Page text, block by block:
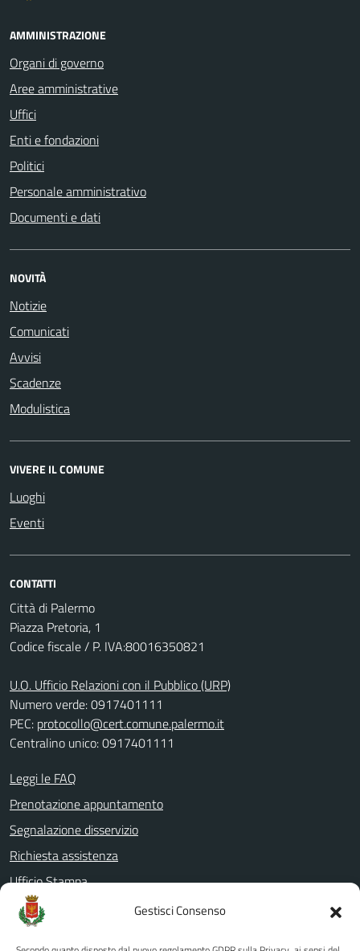
Gestisci Consenso
AMMINISTRAZIONE
Organi di governo
Aree amministrative
Uffici
Enti e fondazioni
Politici
Personale amministrativo
Documenti e dati
NOVITÀ
Notizie
Comunicati
Avvisi
Scadenze
Modulistica
VIVERE IL COMUNE
Luoghi
Eventi
CONTATTI
Città di Palermo
Piazza Pretoria, 1
Codice fiscale / P. IVA:80016350821
U.O. Ufficio Relazioni con il Pubblico (URP)
Numero verde: 0917401111
PEC: protocollo@cert.comune.palermo.it
Centralino unico: 0917401111
Leggi le FAQ
Prenotazione appuntamento
Segnalazione disservizio
Richiesta assistenza
Ufficio Stampa
Amministrazione Trasparente
Albo pretorio